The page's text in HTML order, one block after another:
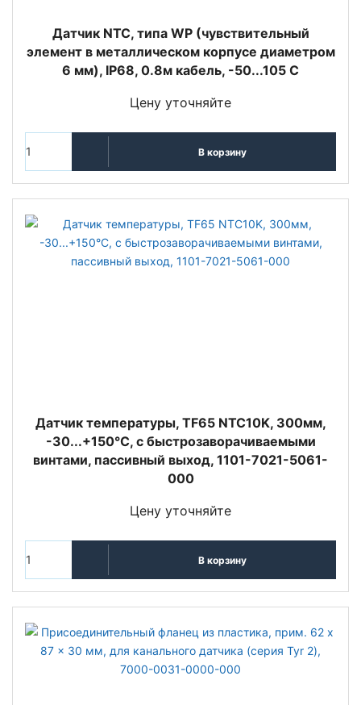
Датчик NTC, типа WP (чувствительный
элемент в металлическом корпусе диаметром
6 мм), IP68, 0.8м кабель, -50...105 C
Цену уточняйте
В корзину
Датчик температуры, TF65 NTC10K, 300мм,
-30...+150°C, с быстрозаворачиваемыми
винтами, пассивный выход, 1101-7021-5061-
000
Цену уточняйте
В корзину